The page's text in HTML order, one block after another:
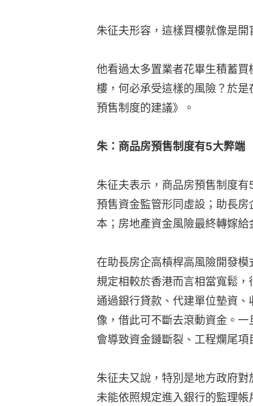
朱征夫形容，這樣買樓就像是
他看過太多置業者花畢生積蓄
樓，何必承受這樣的風險？於
預售制度的建議》。
朱：商品房預售制度有5大弊端
朱征夫表示，商品房預售制度
預售資金監管形同虛設；助長
本；房地產資金風險最終轉嫁
在助長房企高槓桿高風險開發
規定相較於香港而言相當寬鬆
通過銀行貸款、代建單位墊資
像，借此可不斷去滾動資金。
會導致資金鏈斷裂、工程爛尾項
朱征夫又說，特別是地方政府
未能依照規定進入銀行的監理